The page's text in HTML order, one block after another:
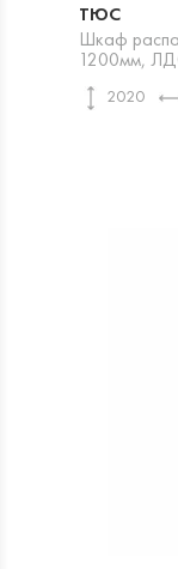
ТЮС
Шкаф
1200мм,
2020